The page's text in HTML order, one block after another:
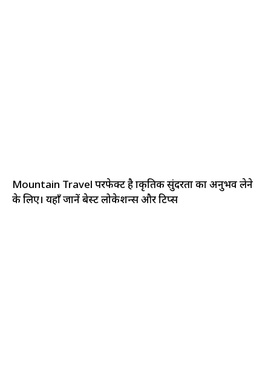
Mountain Travel परफेक्ट है प्राकृतिक सुंदरता का अनुभव लेने
के लिए। यहाँ जानें बेस्ट लोकेशन्स और टिप्स